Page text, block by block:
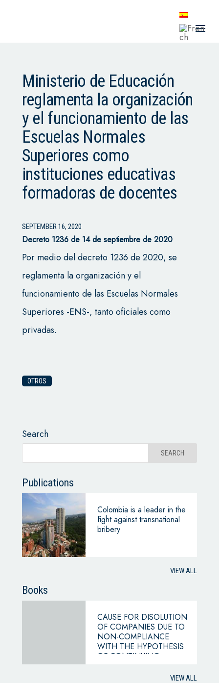
Ministerio de Educación
reglamenta la organización
y el funcionamiento de las
Escuelas Normales
Superiores como
instituciones educativas
formadoras de docentes
SEPTEMBER 16, 2020
Decreto 1236 de 14 de septiembre de 2020
Por medio del decreto 1236 de 2020, se
reglamenta la organización y el
funcionamiento de las Escuelas Normales
Superiores -ENS-, tanto oficiales como
privadas.
OTROS
Search
Publications
Colombia is a leader in the
fight against transnational
bribery
VIEW ALL
Books
CAUSE FOR DISOLUTION
OF COMPANIES DUE TO
NON-COMPLIANCE
WITH THE HYPOTHESIS
OF CONTINUING
VIEW ALL